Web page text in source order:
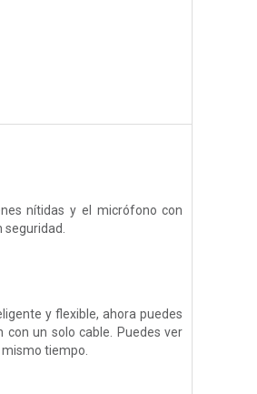
nítidas y el micrófono con
seguridad.
y flexible, ahora puedes
un solo cable. Puedes ver
tiempo.